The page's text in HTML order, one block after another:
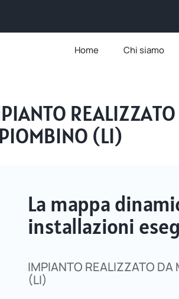
Home Chi siamo
(LI)
La mappa
installazioni
IMPIANTO REALIZZATO DA
(LI)